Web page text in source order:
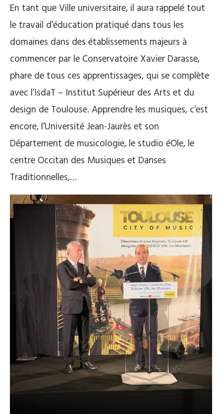
En tant que Ville universitaire, il aura rappelé tout
le travail d’éducation pratiqué dans tous les
domaines dans des établissements majeurs à
commencer par le Conservatoire Xavier Darasse,
phare de tous ces apprentissages, qui se complète
avec l’IsdaT – Institut Supérieur des Arts et du
design de Toulouse. Apprendre les musiques, c’est
encore, l’Université Jean-Jaurès et son
Département de musicologie, le studio éOle, le
centre Occitan des Musiques et Danses
Traditionnelles,…